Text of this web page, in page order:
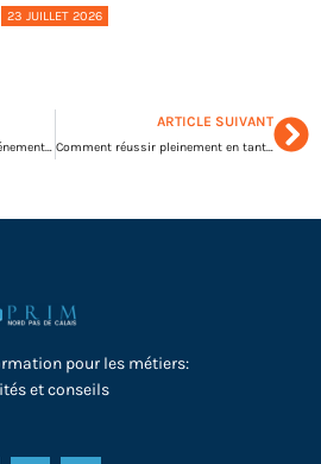
23 JUILLET 2026
Pourquoi externaliser vos événements auprès d’une agence spécialisée ?
ARTICLE SUIVANT
Comment réussir pleinement en tant que dirigeant ?
pour les métiers:
et conseils